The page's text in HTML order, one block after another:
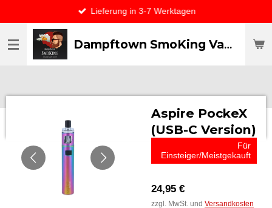
Hauptinhalt
springen
Dampftown SmoKing Vapor specialist & CO / VAPE ONLY THE BEST
Lieferung in 3-7 Werktagen
Aspire PockeX
(USB-C Version)
Für
Einsteiger/Meistgekauft
24,95 €
zzgl. MwSt. und Versandkosten